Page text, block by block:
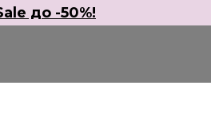
до -50%!